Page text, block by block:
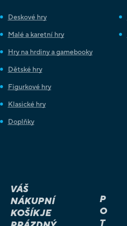
Deskové hry
Malé a karetní hry
Hry na hrdiny a gamebooky
Dětské hry
Figurkové hry
Klasické hry
Doplňky
VÁŠ
NÁKUPNÍ
KOŠÍK JE
P
O
T